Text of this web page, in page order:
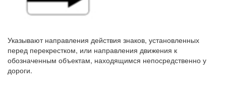
Указывают направления действия знаков, установленных
перед перекрестком, или направления движения к
обозначенным объектам, находящимся непосредственно у
дороги.